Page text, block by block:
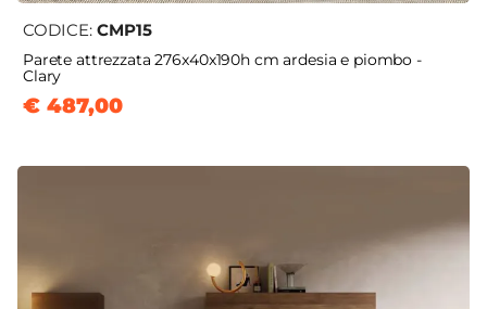
CODICE: CMP15
Parete attrezzata 276x40x190h cm ardesia e piombo -
Clary
€ 487,00